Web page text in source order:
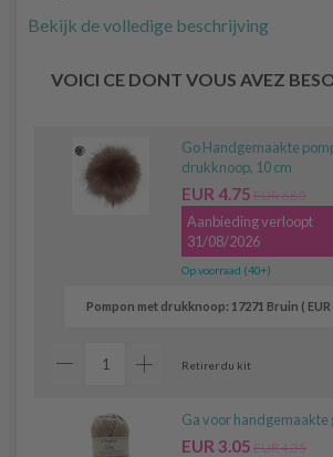
Bekijk de volledige beschrijving
VOICI CE DONT VOUS AVEZ
Go Handgemaakte
drukknoop, 10 cm
EUR 4.75 EUR 6.80
Aanbieding verloopt
31/08/2026
Op voorraad (40+)
Retirer du kit
Ga voor handgemaakte
EUR 3.05 EUR 4.35